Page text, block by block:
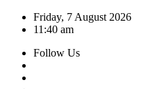
Skip
Friday, 7 August 2026
11:40 am
Follow Us